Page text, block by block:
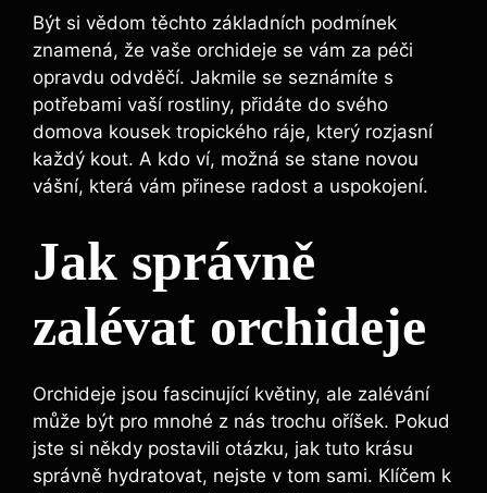
Být si vědom těchto základních podmínek
znamená, že vaše orchideje se vám za péči
opravdu odvděčí. Jakmile se seznámíte s
potřebami vaší rostliny, přidáte do svého
domova kousek tropického ráje, který rozjasní
každý kout. A kdo ví, možná se stane novou
vášní, která vám přinese radost a uspokojení.
Jak správně
zalévat orchideje
Orchideje jsou fascinující květiny, ale zalévání
může být pro mnohé z nás trochu oříšek. Pokud
jste si někdy postavili otázku, jak tuto krásu
správně hydratovat, nejste v tom sami. Klíčem k